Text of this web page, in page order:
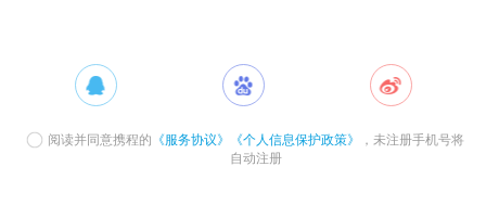
阅读并同意携程的 《服务协议》 《个人信息保护政策》
，未注册手机号将
自动注册